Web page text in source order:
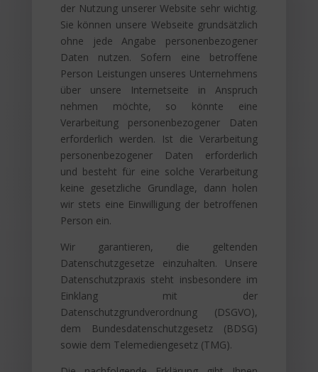
der Nutzung unserer Website sehr wichtig.
Sie können unsere Webseite grundsätzlich
ohne jede Angabe personenbezogener
Daten nutzen. Sofern eine betroffene
Person Leistungen unseres Unternehmens
über unsere Internetseite in Anspruch
nehmen möchte, so könnte eine
Verarbeitung personenbezogener Daten
erforderlich werden. Ist die Verarbeitung
personenbezogener Daten erforderlich
und besteht für eine solche Verarbeitung
keine gesetzliche Grundlage, dann holen
wir stets eine Einwilligung der betroffenen
Person ein.
Wir garantieren, die geltenden
Datenschutzgesetze einzuhalten. Unsere
Datenschutzpraxis steht insbesondere im
Einklang mit der
Datenschutzgrundverordnung (DSGVO),
dem Bundesdatenschutzgesetz (BDSG)
sowie dem Telemediengesetz (TMG).